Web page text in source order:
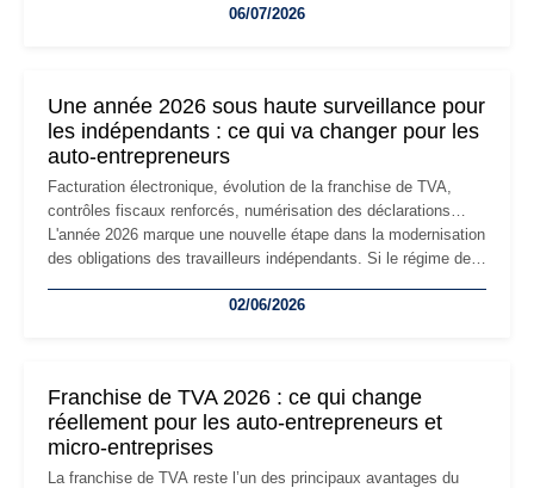
professionnels, recrutement, image de marque… Le
06/07/2026
Une année 2026 sous haute surveillance pour
les indépendants : ce qui va changer pour les
auto-entrepreneurs
Facturation électronique, évolution de la franchise de TVA,
contrôles fiscaux renforcés, numérisation des déclarations…
L'année 2026 marque une nouvelle étape dans la modernisation
des obligations des travailleurs indépendants. Si le régime de
les auto-entrepreneurs devront s'adapter à un environnement
02/06/2026
Franchise de TVA 2026 : ce qui change
réellement pour les auto-entrepreneurs et
micro-entreprises
La franchise de TVA reste l’un des principaux avantages du